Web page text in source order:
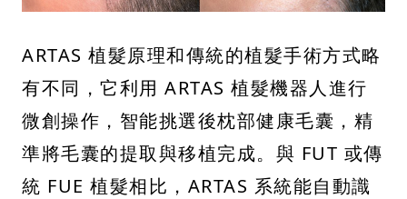
ARTAS 植髮原理和傳統的植髮手術方式略
有不同，它利用 ARTAS 植髮機器人進行
微創操作，智能挑選後枕部健康毛囊，精
準將毛囊的提取與移植完成。與 FUT 或傳
統 FUE 植髮相比，ARTAS 系統能自動識